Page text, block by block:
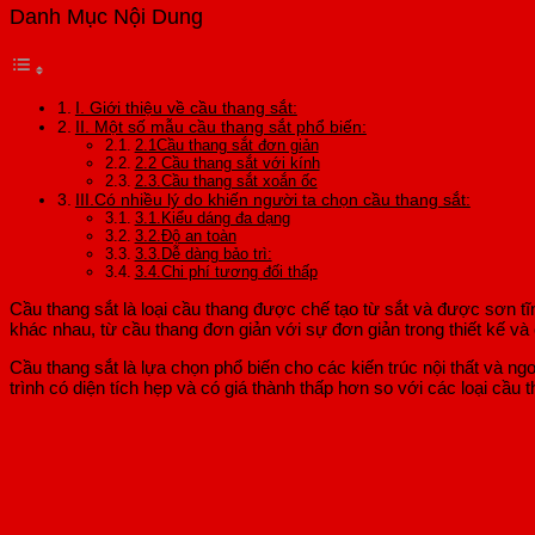
Danh Mục Nội Dung
I. Giới thiệu về cầu thang sắt:
II. Một số mẫu cầu thang sắt phổ biến:
2.1Cầu thang sắt đơn giản
2.2 Cầu thang sắt với kính
2.3.Cầu thang sắt xoắn ốc
III.Có nhiều lý do khiến người ta chọn cầu thang sắt:
3.1.Kiểu dáng đa dạng
3.2.Độ an toàn
3.3.Dễ dàng bảo trì:
3.4.Chi phí tương đối thấp
Cầu thang sắt là loại cầu thang được chế tạo từ sắt và được sơn
khác nhau, từ cầu thang đơn giản với sự đơn giản trong thiết kế
Cầu thang sắt là lựa chọn phổ biến cho các kiến trúc nội thất và
trình có diện tích hẹp và có giá thành thấp hơn so với các loại cầu